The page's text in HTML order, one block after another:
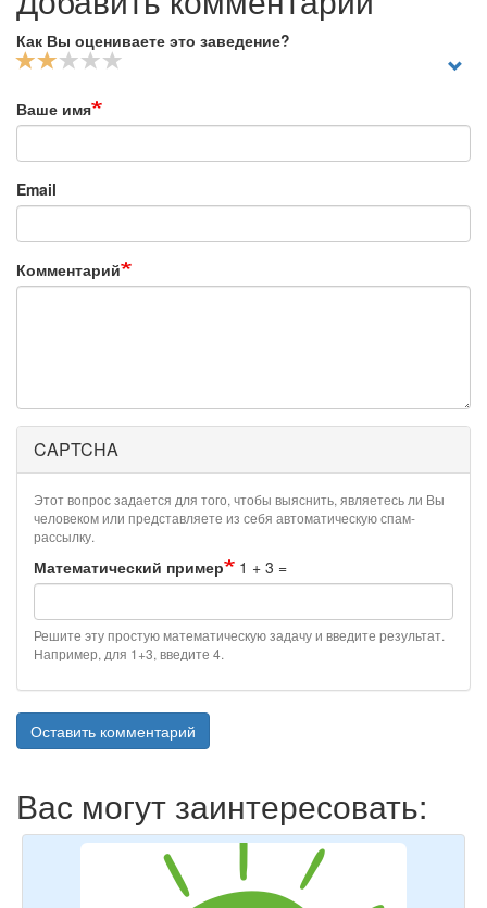
Как Вы оцениваете это заведение?
Ваше имя
Email
Комментарий
CAPTCHA
Этот вопрос задается для того, чтобы выяснить, являетесь ли Вы
человеком или представляете из себя автоматическую спам-
рассылку.
Математический пример 1 + 3 =
Решите эту простую математическую задачу и введите результат.
Например, для 1+3, введите 4.
Оставить комментарий
Вас могут заинтересовать: